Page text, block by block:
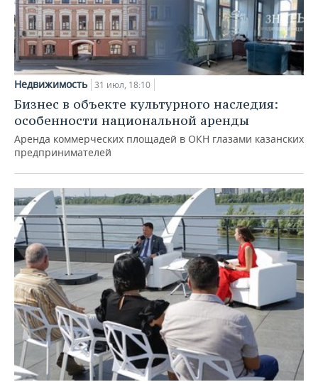
Недвижимость 31 июл, 18:10
Бизнес в объекте культурного наследия:
особенности национальной аренды
Аренда коммерческих площадей в ОКН глазами казанских
предпринимателей